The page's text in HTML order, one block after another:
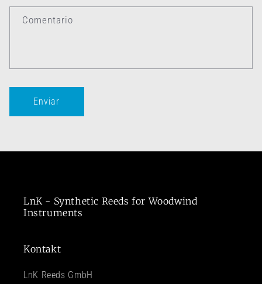
Comentario
Enviar
LnK - Synthetic Reeds for Woodwind
Instruments
Kontakt
LnK Reeds GmbH